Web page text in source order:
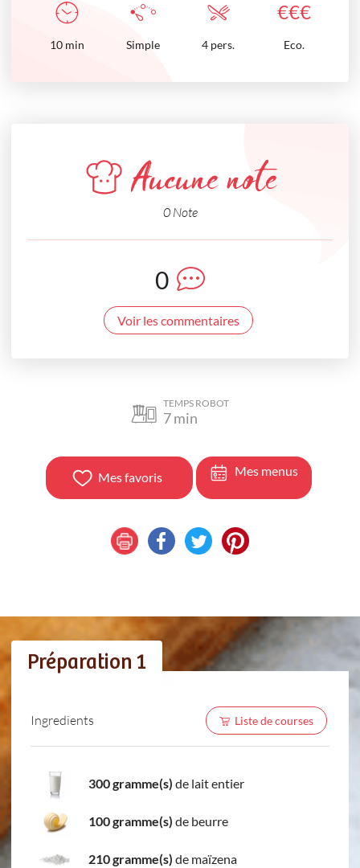
€€€
10 min Simple 4 pers. Eco.
Aucune note
0 Note
0
Voir les commentaires
TEMPS ROBOT
7min
Mes favoris Mes menus
Préparation 1
Ingredients Liste de courses
300 gramme(s) de lait entier
100 gramme(s) de beurre
210 gramme(s) de maïzena